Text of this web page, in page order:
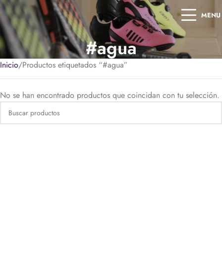
MENU
#agua
Inicio Productos etiquetados “#agua”
No se han encontrado productos que coincidan con tu selección.